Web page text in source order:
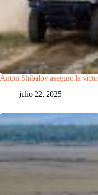
Anton Shibalov aseguró la
julio 22, 2025